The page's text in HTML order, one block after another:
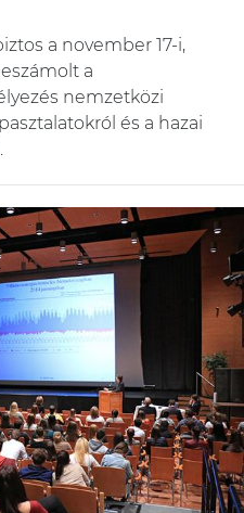
a november 17-i,
a
nemzetközi
és a hazai